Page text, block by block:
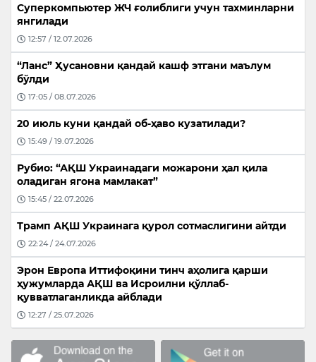
Суперкомпьютер ЖЧ ғолиблиги учун тахминларни
янгилади
12:57 / 12.07.2026
“Ланс” Ҳусановни қандай кашф этгани маълум
бўлди
17:05 / 08.07.2026
20 июль куни қандай об-ҳаво кузатилади?
15:49 / 19.07.2026
Рубио: “АҚШ Украинадаги можарони ҳал қила
оладиган ягона мамлакат”
15:45 / 22.07.2026
Трамп АҚШ Украинага қурол сотмаслигини айтди
22:24 / 24.07.2026
Эрон Европа Иттифоқини тинч аҳолига қарши
ҳужумларда АҚШ ва Исроилни қўллаб-
қувватлаганликда айблади
12:27 / 25.07.2026